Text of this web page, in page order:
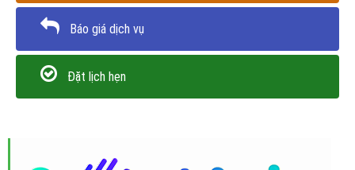
Báo giá dịch vụ
Đặt lịch hẹn